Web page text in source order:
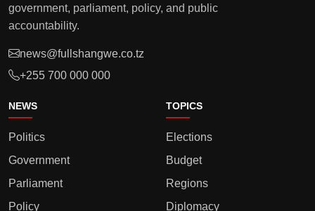
government, parliament, policy, and public
accountability.
news@fullshangwe.co.tz
+255 700 000 000
NEWS
Politics
Government
Parliament
Policy
TOPICS
Elections
Budget
Regions
Diplomacy